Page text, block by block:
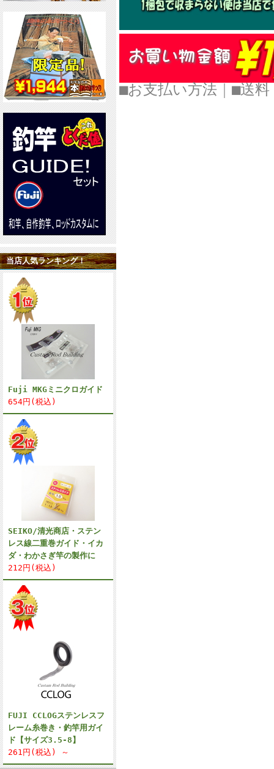
当店人気ランキング！
Fuji MKGミニクロガイド
654円(税込)
SEIKO/清光商店・ステン
レス線二重巻ガイド・イカ
ダ・わかさぎ竿の製作に
212円(税込)
FUJI CCLOGステンレスフ
レーム糸巻き・釣竿用ガイ
ド【サイズ3.5-8】
261円(税込) ～
■お支払い方法 ■